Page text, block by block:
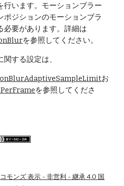
行います。モーションブラー
ポジションのモーションブラ
必要があります。詳細は
を参照してください。
する設定は、
お
を参照してくださ
モンズ 表示 - 非営利 - 継承 4.0 国